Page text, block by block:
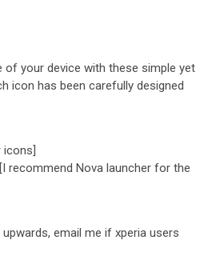
of your device with these simple yet
icon has been carefully designed
icons]
recommend Nova launcher for the
email me if xperia users